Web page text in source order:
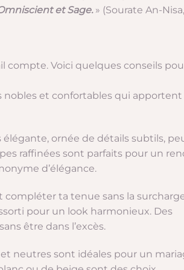
et Sage.» (Sourate An-Nisa,
compte. Voici quelques conseils
et confortables qui apportent
ornée de détails subtils,
raffinées sont parfaits pour un
d’élégance.
compléter ta tenue sans la
pour un look harmonieux. Des
être dans l’excès.
neutres sont idéales pour un